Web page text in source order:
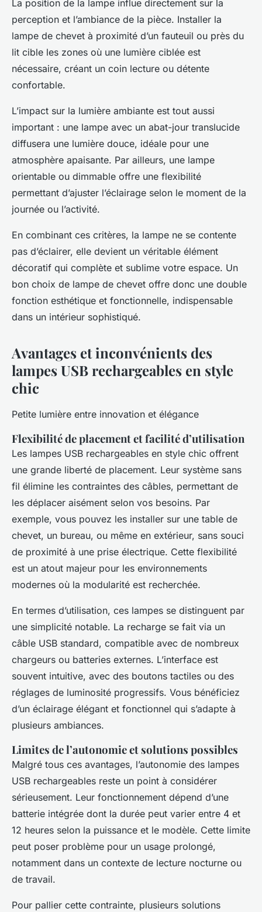
La position de la lampe influe directement sur la
perception et l’ambiance de la pièce. Installer la
lampe de chevet à proximité d’un fauteuil ou près du
lit cible les zones où une lumière ciblée est
nécessaire, créant un coin lecture ou détente
confortable.
L’impact sur la lumière ambiante est tout aussi
important : une lampe avec un abat-jour translucide
diffusera une lumière douce, idéale pour une
atmosphère apaisante. Par ailleurs, une lampe
orientable ou dimmable offre une flexibilité
permettant d’ajuster l’éclairage selon le moment de la
journée ou l’activité.
En combinant ces critères, la lampe ne se contente
pas d’éclairer, elle devient un véritable élément
décoratif qui complète et sublime votre espace. Un
bon choix de lampe de chevet offre donc une double
fonction esthétique et fonctionnelle, indispensable
dans un intérieur sophistiqué.
Avantages et inconvénients des
lampes USB rechargeables en style
chic
Petite lumière entre innovation et élégance
Flexibilité de placement et facilité d’utilisation
Les lampes USB rechargeables en style chic offrent
une grande liberté de placement. Leur système sans
fil élimine les contraintes des câbles, permettant de
les déplacer aisément selon vos besoins. Par
exemple, vous pouvez les installer sur une table de
chevet, un bureau, ou même en extérieur, sans souci
de proximité à une prise électrique. Cette flexibilité
est un atout majeur pour les environnements
modernes où la modularité est recherchée.
En termes d’utilisation, ces lampes se distinguent par
une simplicité notable. La recharge se fait via un
câble USB standard, compatible avec de nombreux
chargeurs ou batteries externes. L’interface est
souvent intuitive, avec des boutons tactiles ou des
réglages de luminosité progressifs. Vous bénéficiez
d’un éclairage élégant et fonctionnel qui s’adapte à
plusieurs ambiances.
Limites de l’autonomie et solutions possibles
Malgré tous ces avantages, l’autonomie des lampes
USB rechargeables reste un point à considérer
sérieusement. Leur fonctionnement dépend d’une
batterie intégrée dont la durée peut varier entre 4 et
12 heures selon la puissance et le modèle. Cette limite
peut poser problème pour un usage prolongé,
notamment dans un contexte de lecture nocturne ou
de travail.
Pour pallier cette contrainte, plusieurs solutions